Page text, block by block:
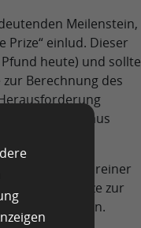
Meilenstein,
Prize“ einlud. Dieser
heute) und sollte
Berechnung des
Lösungen aus
Herstellung reiner
Ansätze zur
wurden.